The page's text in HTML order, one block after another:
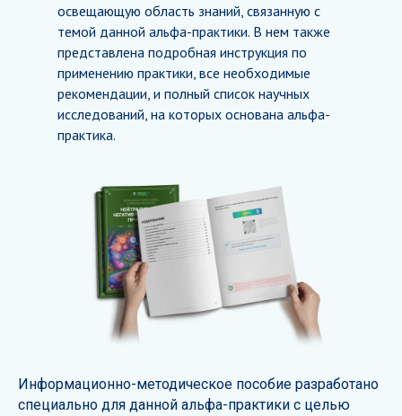
освещающую область знаний, связанную с
темой данной альфа-практики. В нем также
представлена подробная инструкция по
применению практики, все необходимые
рекомендации, и полный список научных
исследований, на которых основана альфа-
практика.
Информационно-методическое пособие разработано
специально для данной альфа-практики с целью